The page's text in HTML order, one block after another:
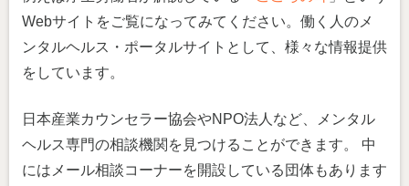
Webサイトをご覧になってみてください。働く人のメ
ンタルヘルス・ポータルサイトとして、様々な情報提供
をしています。
日本産業カウンセラー協会やNPO法人など、メンタル
ヘルス専門の相談機関を見つけることができます。 中
にはメール相談コーナーを開設している団体もあります